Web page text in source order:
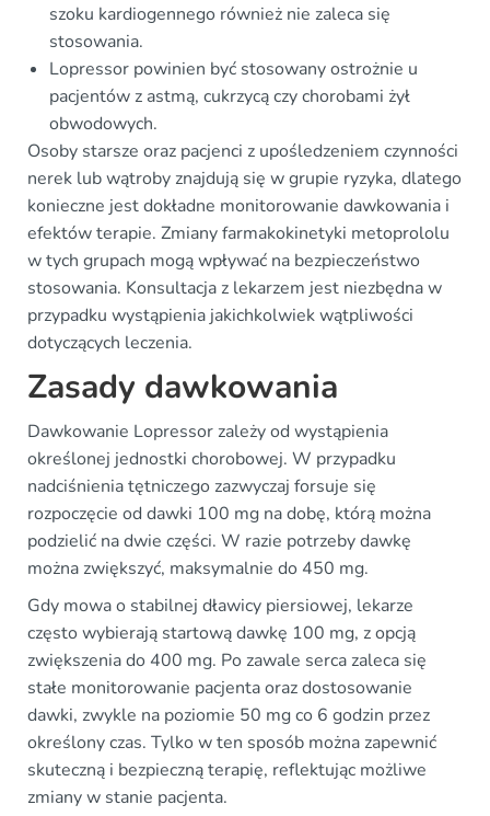
szoku kardiogennego również nie zaleca się
stosowania.
Lopressor powinien być stosowany ostrożnie u
pacjentów z astmą, cukrzycą czy chorobami żył
obwodowych.
Osoby starsze oraz pacjenci z upośledzeniem czynności
nerek lub wątroby znajdują się w grupie ryzyka, dlatego
konieczne jest dokładne monitorowanie dawkowania i
efektów terapie. Zmiany farmakokinetyki metoprololu
w tych grupach mogą wpływać na bezpieczeństwo
stosowania. Konsultacja z lekarzem jest niezbędna w
przypadku wystąpienia jakichkolwiek wątpliwości
dotyczących leczenia.
Zasady dawkowania
Dawkowanie Lopressor zależy od wystąpienia
określonej jednostki chorobowej. W przypadku
nadciśnienia tętniczego zazwyczaj forsuje się
rozpoczęcie od dawki 100 mg na dobę, którą można
podzielić na dwie części. W razie potrzeby dawkę
można zwiększyć, maksymalnie do 450 mg.
Gdy mowa o stabilnej dławicy piersiowej, lekarze
często wybierają startową dawkę 100 mg, z opcją
zwiększenia do 400 mg. Po zawale serca zaleca się
stałe monitorowanie pacjenta oraz dostosowanie
dawki, zwykle na poziomie 50 mg co 6 godzin przez
określony czas. Tylko w ten sposób można zapewnić
skuteczną i bezpieczną terapię, reflektując możliwe
zmiany w stanie pacjenta.